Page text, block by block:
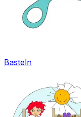
Basteln